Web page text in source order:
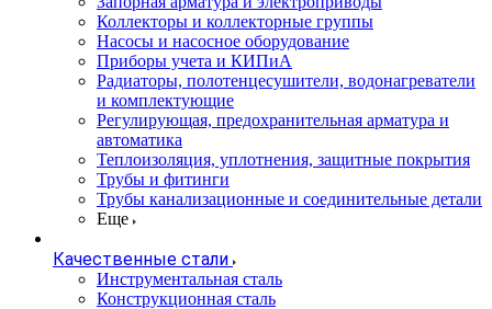
Коллекторы и коллекторные группы
Насосы и насосное оборудование
Приборы учета и КИПиА
Радиаторы, полотенцесушители, водонагреватели
и комплектующие
Регулирующая, предохранительная арматура и
автоматика
Теплоизоляция, уплотнения, защитные покрытия
Трубы и фитинги
Трубы канализационные и соединительные детали
Еще
Качественные стали
Инструментальная сталь
Конструкционная сталь